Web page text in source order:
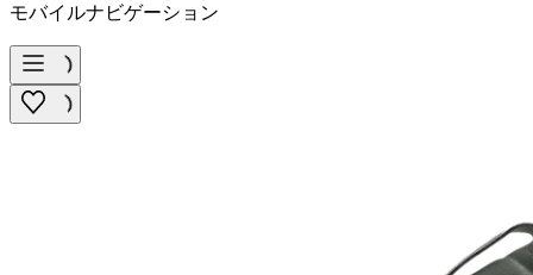
モバイルナビゲーション